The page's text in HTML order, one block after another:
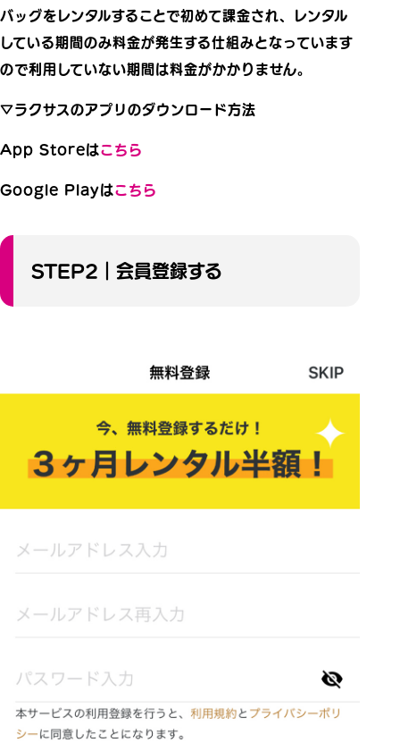
バッグをレンタルすることで初めて課金され、レンタル
している期間のみ料金が発生する仕組みとなっています
ので利用していない期間は料金がかかりません。
▽ラクサスのアプリのダウンロード方法
App Storeはこちら
Google Playはこちら
STEP2｜会員登録する